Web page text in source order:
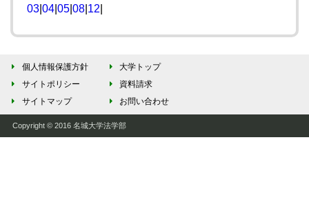
03 04 05 08 12
個人情報保護方針
サイトポリシー
サイトマップ
大学トップ
資料請求
お問い合わせ
Copyright © 2016 名城大学法学部